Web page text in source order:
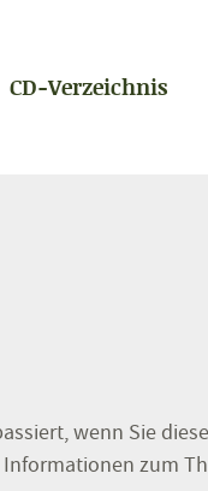
CD-Verzeichnis
wenn Sie
zum